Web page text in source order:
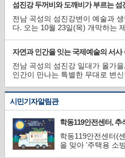
섬진강 두꺼비와 도깨비가 부르는 섬
전남 곡성의 섬진강변이 예술과
다. 오는 10월 23일(목) 개막하는
색한다. 올해 슬로건은 ‘깨어나는
없이 흐르며 생명을 일으키는 강
는 숲처럼 예술이 자연과 인간이
드는 공존의 언어임을 상징한다.
자연과 인간을 잇는 국제예술의 서사
전남 곡성의 섬진강 일대가 올가
인간이 만나는 특별한 무대로 변
해 주제를 ‘섬진강별곡’으로 정하
공동체의 이야기를 다양한 예술 언
시민기자알림관
학동119안전센터, 추
물하기'
학동119안전센터(
을 맞아 '주택용 소